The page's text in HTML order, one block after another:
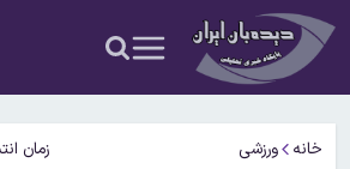
خانه ورزشی زمان